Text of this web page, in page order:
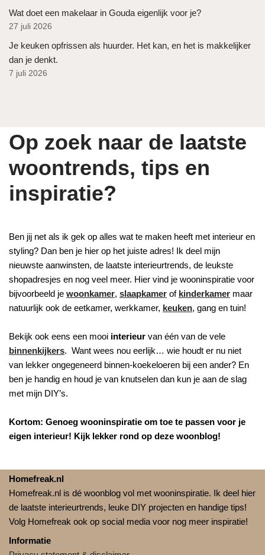
Wat doet een makelaar in Gouda eigenlijk voor je?
27 juli 2026
Je keuken opfrissen als huurder. Het kan, en het is makkelijker
dan je denkt.
7 juli 2026
Op zoek naar de laatste
woontrends, tips en
inspiratie?
Ben jij net als ik gek op alles wat te maken heeft met interieur en
styling? Dan ben je hier op het juiste adres! Ik deel mijn
nieuwste aanwinsten, de laatste interieurtrends, de leukste
shopadresjes en nog veel meer. Hier vind je wooninspiratie voor
bijvoorbeeld je woonkamer, slaapkamer of kinderkamer maar
natuurlijk ook de eetkamer, werkkamer, keuken, gang en tuin!
Bekijk ook eens een mooi interieur van één van de vele
binnenkijkers. Want wees nou eerlijk… wie houdt er nu niet
van lekker ongegeneerd binnen-koekeloeren bij een ander? En
ben je handig en houd je van knutselen dan kun je aan de slag
met mijn DIY’s.
Kortom: Genoeg wooninspiratie om toe te passen voor je
eigen interieur! Kijk lekker rond op deze woonblog!
Homefreak.nl
Homefreak.nl is dé woonblog vol met wooninspiratie. Ik deel hier
de laatste interieurtrends, leuke DIY projecten en handige tips!
Volg Homefreak ook op social media voor nog meer inspiratie!
Informatie